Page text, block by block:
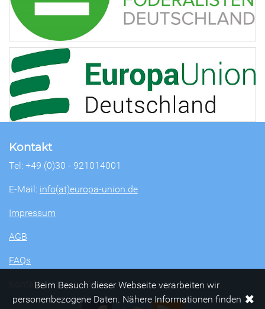
Kontakt
Tel: +49 (0)30 - 921014001
E-Mail: info(at)europa-union.de
Impressum
AGB
FAQs
KontaktBeim Besuch dieser Webseite verarbeiten wir
personenbezogene Daten. Nähere Informationen finden ✖